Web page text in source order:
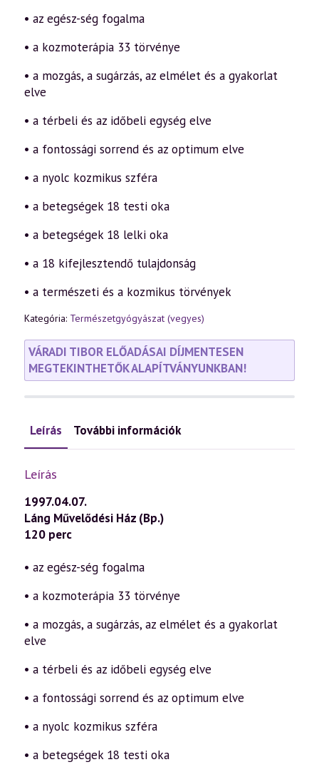
Dr.
Edmund
tanításai
(1997.04.07.)
mennyiség
• az egész-ség fogalma
• a kozmoterápia 33 törvénye
• a mozgás, a sugárzás, az elmélet és a gyakorlat
elve
• a térbeli és az időbeli egység elve
• a fontossági sorrend és az optimum elve
• a nyolc kozmikus szféra
• a betegségek 18 testi oka
• a betegségek 18 lelki oka
• a 18 kifejlesztendő tulajdonság
• a természeti és a kozmikus törvények
Kategória: Természetgyógyászat (vegyes)
VÁRADI TIBOR ELŐADÁSAI DÍJMENTESEN
MEGTEKINTHETŐK ALAPÍTVÁNYUNKBAN!
Leírás További információk
Leírás
1997.04.07.
Láng Művelődési Ház (Bp.)
120 perc
• az egész-ség fogalma
• a kozmoterápia 33 törvénye
• a mozgás, a sugárzás, az elmélet és a gyakorlat
elve
• a térbeli és az időbeli egység elve
• a fontossági sorrend és az optimum elve
• a nyolc kozmikus szféra
• a betegségek 18 testi oka